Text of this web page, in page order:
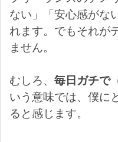
ない」「安心感がな
れます。でもそれが
ません。
むしろ、 毎日ガチで
いう意味では、僕に
ると感じます。